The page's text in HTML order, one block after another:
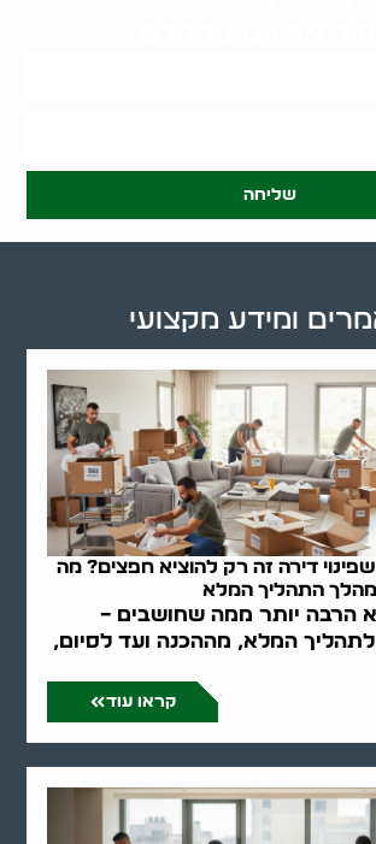
שליחה
דירה זה רק להוציא חפצים? מה
התהליך המלא
הרבה יותר ממה שחושבים –
המלא, מההכנה ועד לסיום,
קראו עוד
ומידע מקצועי